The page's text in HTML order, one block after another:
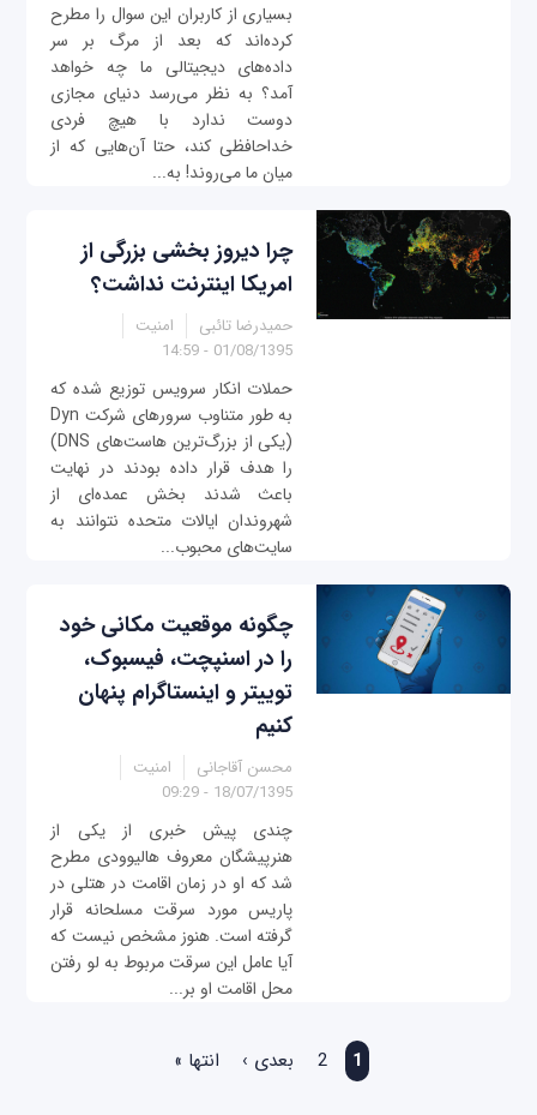
بسیاری از کاربران این سوال را مطرح
کرده‌اند که بعد از مرگ بر سر
داده‌های دیجیتالی ما چه خواهد
آمد؟ به نظر می‌رسد دنیای مجازی
دوست ندارد با هیچ فردی
خداحافظی کند، حتا آن‌هایی که از
میان ما می‌روند! به...
چرا دیروز بخشی بزرگی از
امریکا اینترنت نداشت؟
حمیدرضا تائبی
امنیت
01/08/1395 - 14:59
حملات انکار سرویس توزیع شده که
به طور متناوب سرورهای شرکت Dyn
(یکی از بزرگ‌ترین هاست‌های DNS)
را هدف قرار داده بودند در نهایت
باعث شدند بخش عمده‌ای از
شهروندان ایالات متحده نتوانند به
سایت‌های محبوب...
چگونه موقعیت مکانی خود
را در اسنپ‎چت، فیسبوک،
توییتر و اینستاگرام پنهان
کنیم
محسن آقاجانی
امنیت
18/07/1395 - 09:29
چندی پیش خبری از یکی از
هنرپیشگان معروف هالیوودی مطرح
شد که او در زمان اقامت در هتلی در
پاریس مورد سرقت مسلحانه قرار
گرفته است. هنوز مشخص نیست که
آیا عامل این سرقت مربوط به لو رفتن
محل اقامت او بر...
1
2 بعدی › انتها »